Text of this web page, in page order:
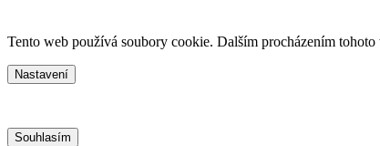
Tento web používá soubory cookie. Dalším procházením
Nastavení
Souhlasím